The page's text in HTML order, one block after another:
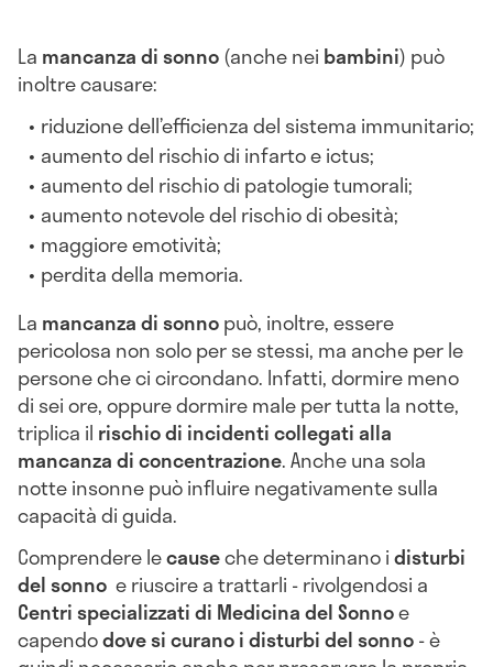
La mancanza di sonno(anche nei bambini) può
inoltre causare:
riduzione dell’efficienza del sistema immunitario;
aumento del rischio di infarto e ictus;
aumento del rischio di patologie tumorali;
aumento notevole del rischio di obesità;
maggiore emotività;
perdita della memoria.
La mancanza di sonnopuò, inoltre, essere
pericolosa non solo per se stessi, ma anche per le
persone che ci circondano. Infatti, dormire meno
di sei ore, oppure dormire male per tutta la notte,
triplica il rischio di incidenti collegati alla
mancanza di concentrazione. Anche una sola
notte insonne può influire negativamente sulla
capacità di guida.
Comprendere lecauseche determinano idisturbi
del sonno e riuscire a trattarli - rivolgendosi a
Centri specializzati di Medicina del Sonnoe
capendodove si curano i disturbi del sonno- è